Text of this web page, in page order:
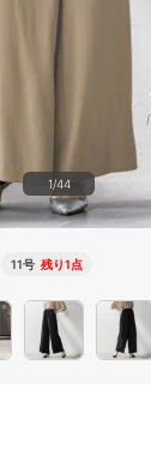
1/44
11号 残り1点